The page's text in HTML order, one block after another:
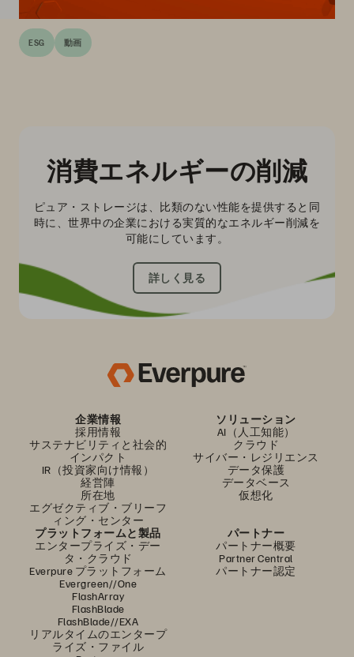
ESG 動画
消費エネルギーの削減
ピュア・ストレージは、比類のない性能を提供すると同
時に、世界中の企業における実質的なエネルギー削減を
可能にしています。
詳しく見る
企業情報
採用情報
サステナビリティと社会的
インパクト
IR（投資家向け情報）
経営陣
所在地
エグゼクティブ・ブリーフ
ィング・センター
ソリューション
AI（人工知能）
クラウド
サイバー・レジリエンス
データ保護
データベース
仮想化
プラットフォームと製品
エンタープライズ・デー
タ・クラウド
Everpure プラットフォーム
Evergreen//One
FlashArray
FlashBlade
FlashBlade//EXA
リアルタイムのエンタープ
ライズ・ファイル
パートナー
パートナー概要
Partner Central
パートナー認定